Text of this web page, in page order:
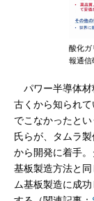
酸化ガ
報通信
パワー半導体材
古くから知られ
でこなかったと
氏らが、タムラ
から開発に着手
基板製造方法と
ム基板製造に成